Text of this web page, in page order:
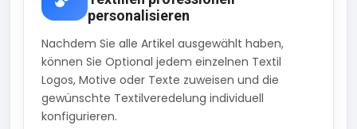
personalisieren
Nachdem Sie alle Artikel ausgewählt haben,
können Sie Optional jedem einzelnen Textil
Logos, Motive oder Texte zuweisen und die
gewünschte Textilveredelung individuell
konfigurieren.